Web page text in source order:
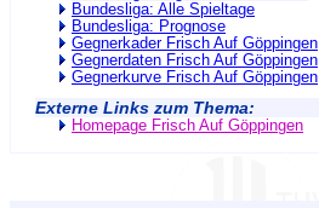
Bundesliga: Alle Spieltage
Bundesliga: Prognose
Gegnerkader Frisch Auf Göppingen
Gegnerdaten Frisch Auf Göppingen
Gegnerkurve Frisch Auf Göppingen
Externe Links zum Thema:
Homepage Frisch Auf Göppingen